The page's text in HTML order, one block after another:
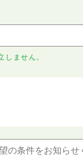
ません。